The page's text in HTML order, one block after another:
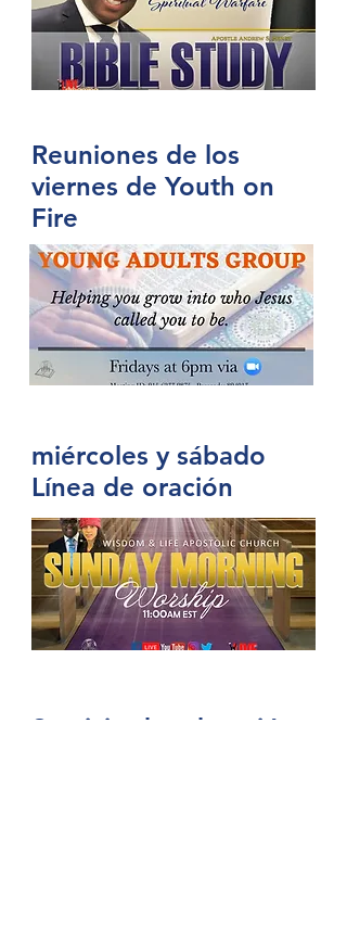
Reuniones de los
viernes de Youth on
Fire
miércoles y sábado
Línea de oración
Servicio de adoración